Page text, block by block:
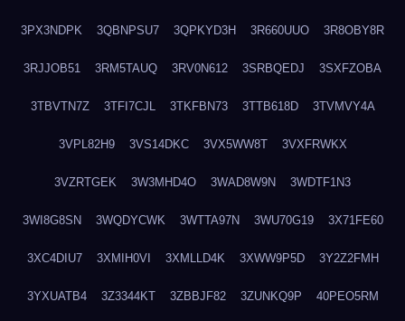
3PX3NDPK 3QBNPSU7 3QPKYD3H 3R660UUO 3R8OBY8R
3RJJOB51 3RM5TAUQ 3RV0N612 3SRBQEDJ 3SXFZOBA
3TBVTN7Z 3TFI7CJL 3TKFBN73 3TTB618D 3TVMVY4A
3VPL82H9 3VS14DKC 3VX5WW8T 3VXFRWKX
3VZRTGEK 3W3MHD4O 3WAD8W9N 3WDTF1N3
3WI8G8SN 3WQDYCWK 3WTTA97N 3WU70G19 3X71FE60
3XC4DIU7 3XMIH0VI 3XMLLD4K 3XWW9P5D 3Y2Z2FMH
3YXUATB4 3Z3344KT 3ZBBJF82 3ZUNKQ9P 40PEO5RM